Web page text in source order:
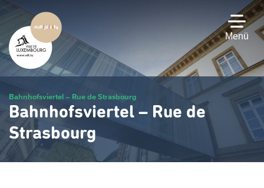
Zum
Hauptinhalt
gehen
Menü
Bahnhofsviertel – Rue de Strasbourg
Bahnhofsviertel – Rue de
Strasbourg